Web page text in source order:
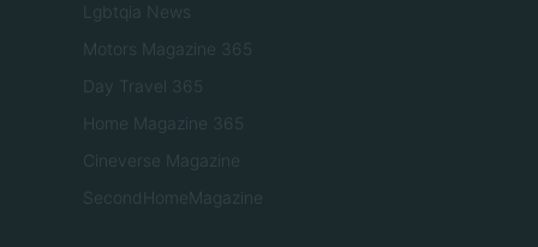
Lgbtqia News
Motors Magazine 365
Day Travel 365
Home Magazine 365
Cineverse Magazine
SecondHomeMagazine